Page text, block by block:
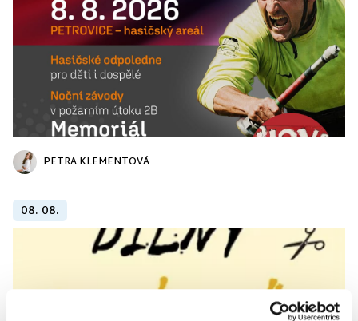
PETRA KLEMENTOVÁ
08. 08.